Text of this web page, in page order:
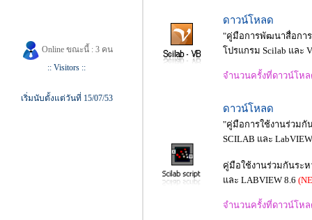
Online ขณะนี้ : 3 คน
:: Visitors ::
เริ่มนับตั้งแต่วันที่ 15/07/53
ดาวน์โหลด
"คู่มือการพัฒนาสื่อกา
โปรแกรม Scilab และ
จำนวนครั้งที่ดาวน์โห
ดาวน์โหลด
"คู่มือการใช้งานร่วมกั
SCILAB และ
คู่มือใช้งานร่วมกันระห
และ LABVIEW 8.6
จำนวนครั้งที่ดาวน์โห